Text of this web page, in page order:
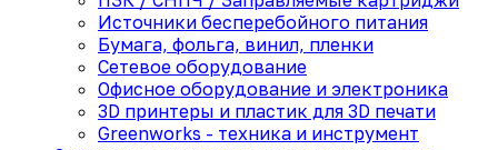
Источники бесперебойного питания
Бумага, фольга, винил, пленки
Сетевое оборудование
Офисное оборудование и электроника
3D принтеры и пластик для 3D печати
Greenworks - техника и инструмент